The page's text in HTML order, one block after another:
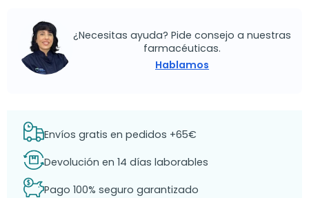
¿Necesitas ayuda? Pide consejo a nuestras
farmacéuticas.
Hablamos
Envíos gratis en pedidos +65€
Devolución en 14 días laborables
Pago 100% seguro garantizado